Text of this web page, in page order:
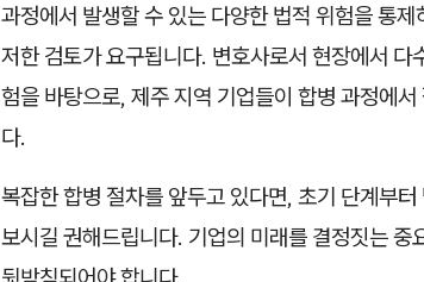
과정에서 발생할 수 있는 다양한 법적 위험을 통
저한 검토가 요구됩니다. 변호사로서 현장에서
험을 바탕으로, 제주 지역 기업들이 합병 과정에
다.
복잡한 합병 절차를 앞두고 있다면, 초기 단계부
보시길 권해드립니다. 기업의 미래를 결정짓는